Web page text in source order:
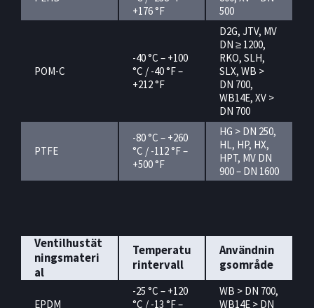
+176 °F
500
POM-C
-40 °C – +100
°C / -40 °F –
+212 °F
D2G, JTV, MV
DN ≥ 1200,
RKO, SLH,
SLX, WB >
DN 700,
WB14E, XV >
DN 700
PTFE
-80 °C – +260
°C / -112 °F –
+500 °F
HG > DN 250,
HL, HP, HX,
HPT, MV DN
900 – DN 1600
Ventilhustät
ningsmateri
al
Temperatu
rintervall
Användnin
gsområde
EPDM
-25 °C – +120
°C / -13 °F –
WB > DN 700,
WB14E > DN